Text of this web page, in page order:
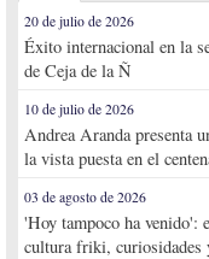
20 de julio de 2026
Éxito internacional en la
de Ceja de la Ñ
10 de julio de 2026
Andrea Aranda presenta
la vista puesta en el
03 de agosto de 2026
'Hoy tampoco ha venido':
cultura friki, curiosidades